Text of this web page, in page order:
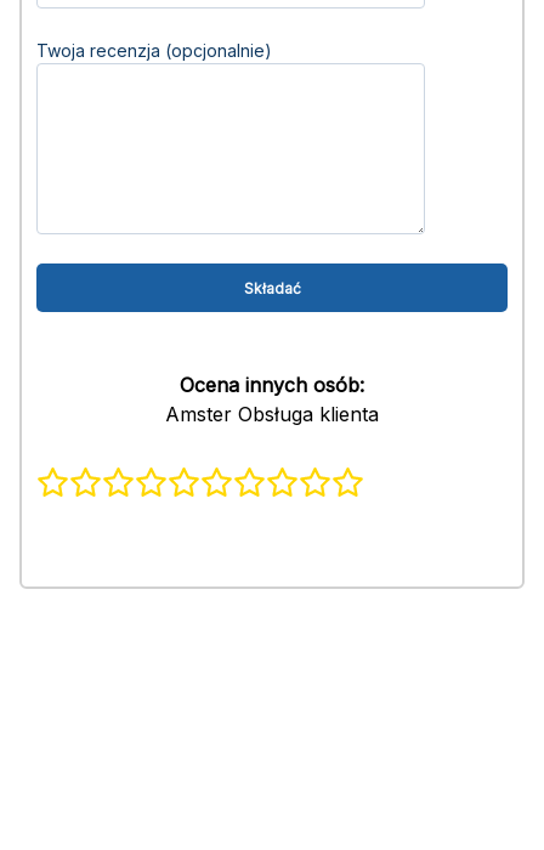
Twoja recenzja (opcjonalnie)
Ocena innych osób:
Amster Obsługa klienta